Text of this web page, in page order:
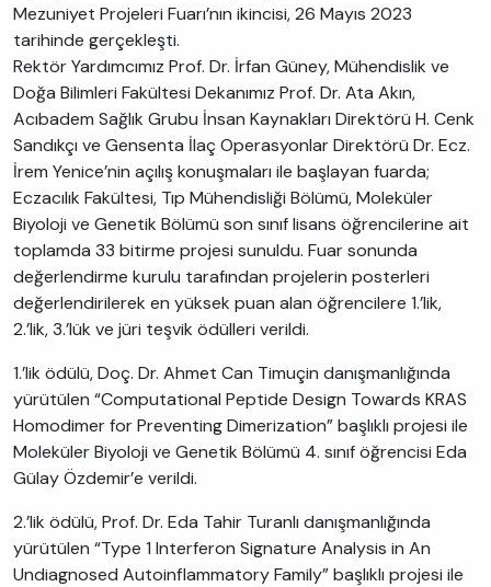
Mezuniyet Projeleri Fuarı’nın ikincisi, 26 Mayıs 2023
tarihinde gerçekleşti.
Rektör Yardımcımız Prof. Dr. İrfan Güney, Mühendislik ve
Doğa Bilimleri Fakültesi Dekanımız Prof. Dr. Ata Akın,
Acıbadem Sağlık Grubu İnsan Kaynakları Direktörü H. Cenk
Sandıkçı ve Gensenta İlaç Operasyonlar Direktörü Dr. Ecz.
İrem Yenice’nin açılış konuşmaları ile başlayan fuarda;
Eczacılık Fakültesi, Tıp Mühendisliği Bölümü, Moleküler
Biyoloji ve Genetik Bölümü son sınıf lisans öğrencilerine ait
toplamda 33 bitirme projesi sunuldu. Fuar sonunda
değerlendirme kurulu tarafından projelerin posterleri
değerlendirilerek en yüksek puan alan öğrencilere 1.’lik,
2.’lik, 3.’lük ve jüri teşvik ödülleri verildi.
1.’lik ödülü, Doç. Dr. Ahmet Can Timuçin danışmanlığında
yürütülen “Computational Peptide Design Towards KRAS
Homodimer for Preventing Dimerization” başlıklı projesi ile
Moleküler Biyoloji ve Genetik Bölümü 4. sınıf öğrencisi Eda
Gülay Özdemir’e verildi.
2.’lik ödülü, Prof. Dr. Eda Tahir Turanlı danışmanlığında
yürütülen “Type 1 Interferon Signature Analysis in An
Undiagnosed Autoinflammatory Family” başlıklı projesi ile